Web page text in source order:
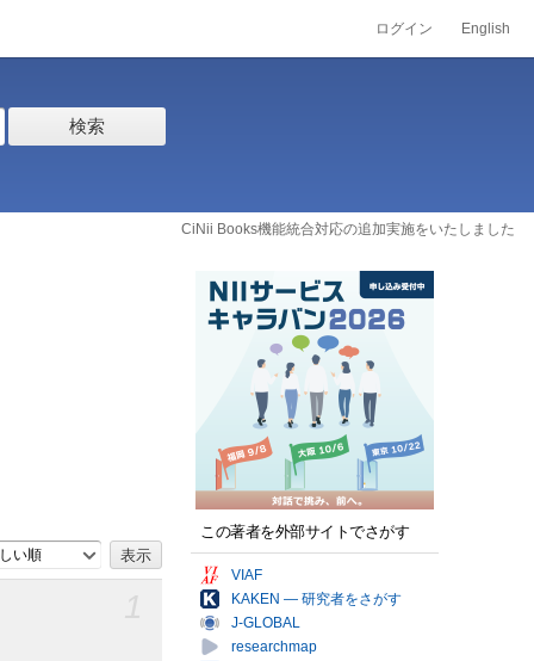
ログイン English
検索
CiNii Books機能統合対応の追加実施をいたしました
い順
この著者を外部サイトでさがす
VIAF
KAKEN — 研究者をさがす
J-GLOBAL
researchmap